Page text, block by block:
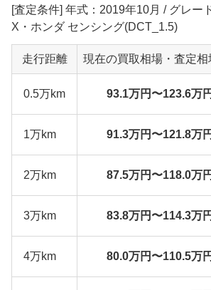
[査定条件] 年式：2019年10月 / グレー
X・ホンダ センシング(DCT_1.5)
走行距離 現在の買取相場・査定相
0.5万km 93.1万円〜123.6万円
1万km 91.3万円〜121.8万円
2万km 87.5万円〜118.0万円
3万km 83.8万円〜114.3万円
4万km 80.0万円〜110.5万円